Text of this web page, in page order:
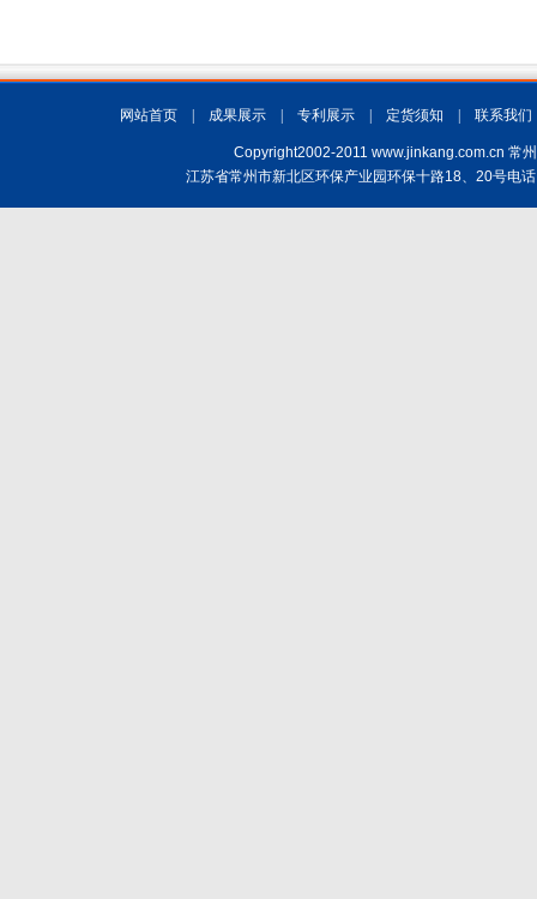
网站首页 成果展示 专利展示 定货须知 联系我们
Copyright2002-2011 www.jinkang.com.cn 常
江苏省常州市新北区环保产业园环保十路18、20号电